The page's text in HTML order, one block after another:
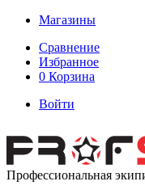
Магазины
Сравнение
Избранное
0 Корзина
Войти
Профессиональная